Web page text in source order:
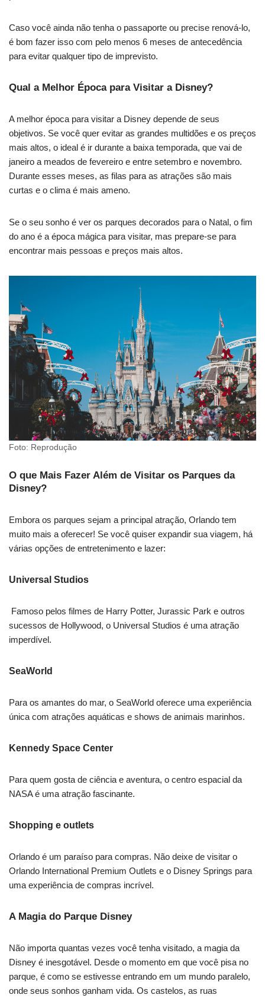
Caso você ainda não tenha o passaporte ou precise renová-lo,
é bom fazer isso com pelo menos 6 meses de antecedência
para evitar qualquer tipo de imprevisto.
Qual a Melhor Época para Visitar a Disney?
A melhor época para visitar a Disney depende de seus
objetivos. Se você quer evitar as grandes multidões e os preços
mais altos, o ideal é ir durante a baixa temporada, que vai de
janeiro a meados de fevereiro e entre setembro e novembro.
Durante esses meses, as filas para as atrações são mais
curtas e o clima é mais ameno.
Se o seu sonho é ver os parques decorados para o Natal, o fim
do ano é a época mágica para visitar, mas prepare-se para
encontrar mais pessoas e preços mais altos.
Foto: Reprodução
O que Mais Fazer Além de Visitar os Parques da
Disney?
Embora os parques sejam a principal atração, Orlando tem
muito mais a oferecer! Se você quiser expandir sua viagem, há
várias opções de entretenimento e lazer:
Universal Studios
Famoso pelos filmes de Harry Potter, Jurassic Park e outros
sucessos de Hollywood, o Universal Studios é uma atração
imperdível.
SeaWorld
Para os amantes do mar, o SeaWorld oferece uma experiência
única com atrações aquáticas e shows de animais marinhos.
Kennedy Space Center
Para quem gosta de ciência e aventura, o centro espacial da
NASA é uma atração fascinante.
Shopping e outlets
Orlando é um paraíso para compras. Não deixe de visitar o
Orlando International Premium Outlets e o Disney Springs para
uma experiência de compras incrível.
A Magia do Parque Disney
Não importa quantas vezes você tenha visitado, a magia da
Disney é inesgotável. Desde o momento em que você pisa no
parque, é como se estivesse entrando em um mundo paralelo,
onde seus sonhos ganham vida. Os castelos, as ruas